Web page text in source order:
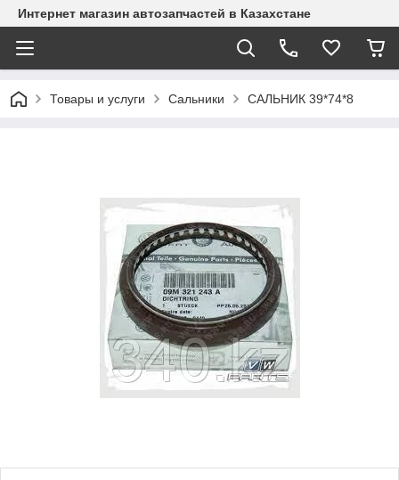
Интернет магазин автозапчастей в Казахстане
Товары и услуги Сальники САЛЬНИК 39*74*8